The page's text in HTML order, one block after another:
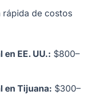
rápida de costos
EE. UU.: $800–
en Tijuana: $300–